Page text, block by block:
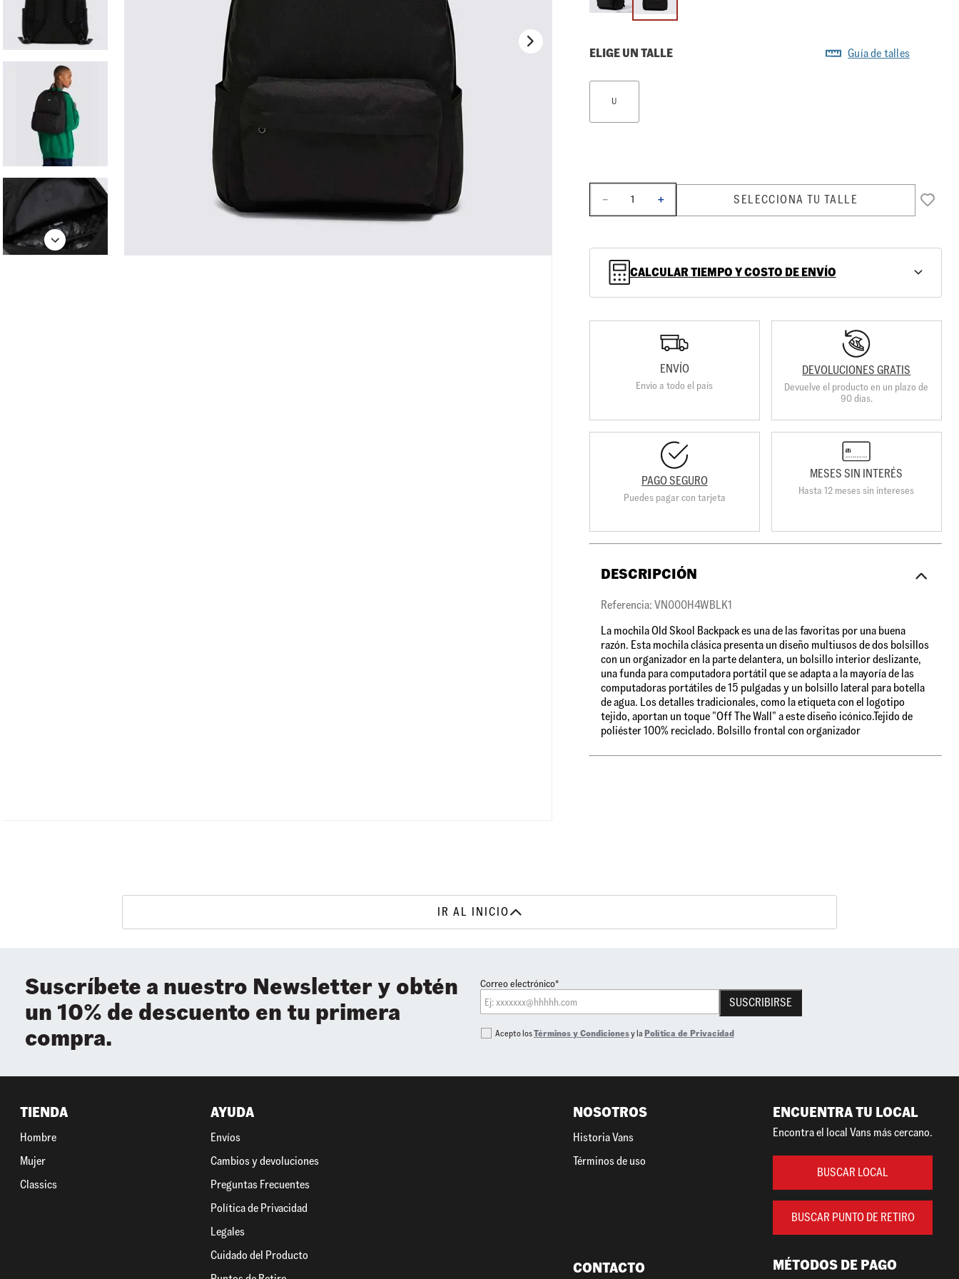
ELIGE UN TALLE Guía de talles
U
＋
－ SELECCIONA TU TALLE
CALCULAR TIEMPO Y COSTO DE ENVÍO
ENVÍO
Envio a todo el país
DEVOLUCIONES GRATIS
Devuelve el producto en un plazo de
90 días.
PAGO SEGURO
Puedes pagar con tarjeta
MESES SIN INTERÉS
Hasta 12 meses sin intereses
DESCRIPCIÓN
Referencia: VN000H4WBLK1
La mochila Old Skool Backpack es una de las favoritas por una buena
razón. Esta mochila clásica presenta un diseño multiusos de dos bolsillos
con un organizador en la parte delantera, un bolsillo interior deslizante,
una funda para computadora portátil que se adapta a la mayoría de las
computadoras portátiles de 15 pulgadas y un bolsillo lateral para botella
de agua. Los detalles tradicionales, como la etiqueta con el logotipo
tejido, aportan un toque "Off The Wall" a este diseño icónico.Tejido de
poliéster 100% reciclado. Bolsillo frontal con organizador
IR AL INICIO
Suscríbete a nuestro Newsletter y obtén
un 10% de descuento en tu primera
compra.
Correo electrónico*
SUSCRIBIRSE
Acepto losTérminos y Condicionesy la Política de Privacidad
TIENDA
Hombre
Mujer
Classics
AYUDA
Envíos
Cambios y devoluciones
Preguntas Frecuentes
Política de Privacidad
Legales
Cuidado del Producto
NOSOTROS
Historia Vans
Términos de uso
ENCUENTRA TU LOCAL
Encontra el local Vans más cercano.
BUSCAR LOCAL
BUSCAR PUNTO DE RETIRO
CONTACTO MÉTODOS DE PAGO